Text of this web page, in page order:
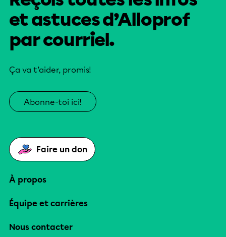
et astuces d’Alloprof
par courriel.
Ça va t’aider, promis!
Abonne-toi ici!
Faire un don
À propos
Équipe et carrières
Nous contacter